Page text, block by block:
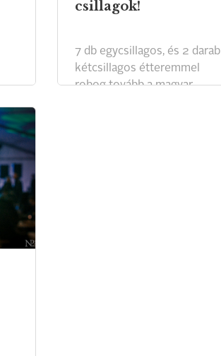
csillagok!
7 db egycsillagos, és 2 darab
kétcsillagos étteremmel
robog tovább a magyar